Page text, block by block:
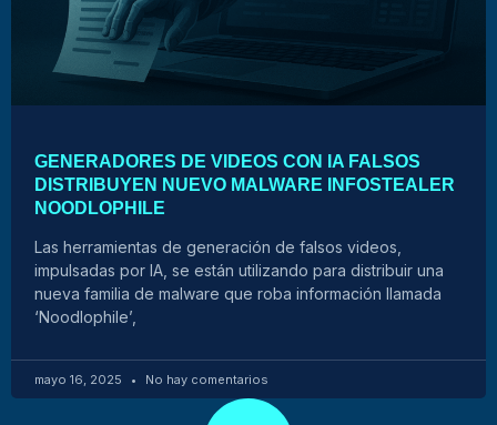
GENERADORES DE VIDEOS CON IA FALSOS
DISTRIBUYEN NUEVO MALWARE INFOSTEALER
NOODLOPHILE
Las herramientas de generación de falsos videos,
impulsadas por IA, se están utilizando para distribuir una
nueva familia de malware que roba información llamada
‘Noodlophile’,
mayo 16, 2025 No hay comentarios